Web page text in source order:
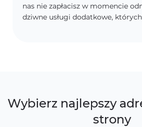
nas nie zapłacisz w momencie
dziwne usługi dodatkowe,
Wybierz najlepszy
strony